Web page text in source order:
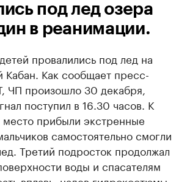
под лед озера
в реанимации.
провалились под лед на
Кабан. Как сообщает пресс-
ЧП произошло 30 декабря,
поступил в 16.30 часов. К
место прибыли экстренные
самостоятельно смогли
Третий подросток продолжал
воды и спасателям